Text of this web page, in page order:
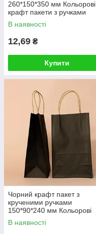
260*150*350 мм Кольорові
крафт пакети з ручками
Готові дитячі святкові
В наявності
12,69 ₴
Купити
Чорний крафт пакет з
крученими ручками
150*90*240 мм Кольорові
паперові пакети Маленькі
подарункові готові
В наявності